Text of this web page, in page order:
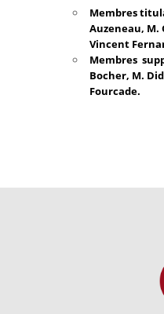
Membres
Auzeneau, M.
Vincent
Membres
Bocher, M.
Fourcade.